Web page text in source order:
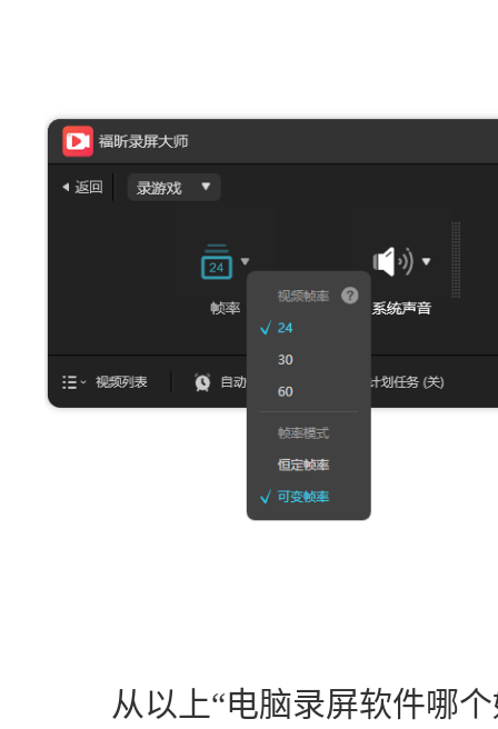
从以上“电脑录屏软件哪个